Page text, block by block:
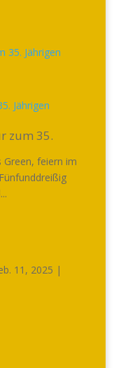
Jährigen
zum 35.
Green, feiern im
11, 2025 |